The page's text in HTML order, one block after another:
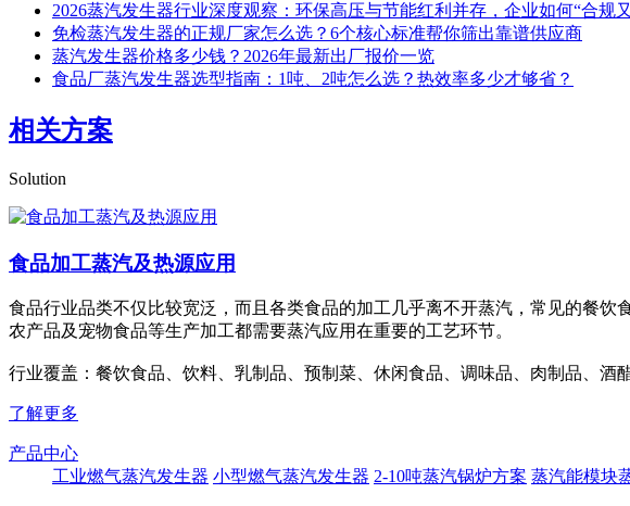
2026蒸汽发生器行业深度观察：环保高压与节能红利并存，企业如何“合规
免检蒸汽发生器的正规厂家怎么选？6个核心标准帮你筛出靠谱供应商
蒸汽发生器价格多少钱？2026年最新出厂报价一览
食品厂蒸汽发生器选型指南：1吨、2吨怎么选？热效率多少才够省？
相关方案
Solution
食品加工蒸汽及热源应用
食品行业品类不仅比较宽泛，而且各类食品的加工几乎离不开蒸汽，常见的餐
农产品及宠物食品等生产加工都需要蒸汽应用在重要的工艺环节。
行业覆盖：餐饮食品、饮料、乳制品、预制菜、休闲食品、调味品、肉制品、酒
了解更多
产品中心
工业燃气蒸汽发生器 小型燃气蒸汽发生器 2-10吨蒸汽锅炉方案 蒸汽能模块